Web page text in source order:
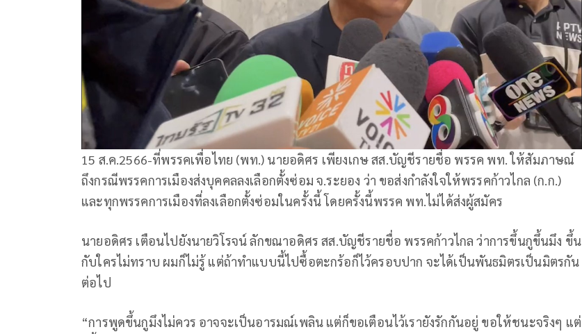
15 ส.ค.2566-ที่พรรคเพื่อไทย (พท.) นายอดิศร เพียงเกษ สส.บัญชีรายชื่อ พรรค พท. ให้สัมภาษณ์
ถึงกรณีพรรคการเมืองส่งบุคคลลงเลือกตั้งซ่อม จ.ระยอง ว่า ขอส่งกำลังใจให้พรรคก้าวไกล (ก.ก.)
และทุกพรรคการเมืองที่ลงเลือกตั้งซ่อมในครั้งนี้ โดยครั้งนี้พรรค พท.ไม่ได้ส่งผู้สมัคร
นายอดิศร เตือนไปยังนายวิโรจน์ ลักขณาอดิศร สส.บัญชีรายชื่อ พรรคก้าวไกล ว่าการขึ้นกูขึ้นมึง ขึ้น
กับใครไม่ทราบ ผมก็ไม่รู้ แต่ถ้าทำแบบนี้ไปซื้อตะกร้อก็ไว้ครอบปาก จะได้เป็นพันธมิตรเป็นมิตรกัน
ต่อไป
“การพูดขึ้นกูมึงไม่ควร อาจจะเป็นอารมณ์เพลิน แต่ก็ขอเตือนไว้เรายังรักกันอยู่ ขอให้ชนะจริงๆ แต่